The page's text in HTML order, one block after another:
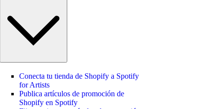
Conecta tu tienda de Shopify a Spotify
for Artists
Publica artículos de promoción de
Shopify en Spotify